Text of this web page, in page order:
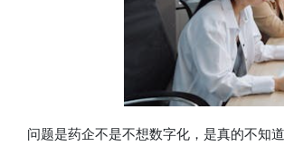
问题是药企不是不想数字化，是真的不知道